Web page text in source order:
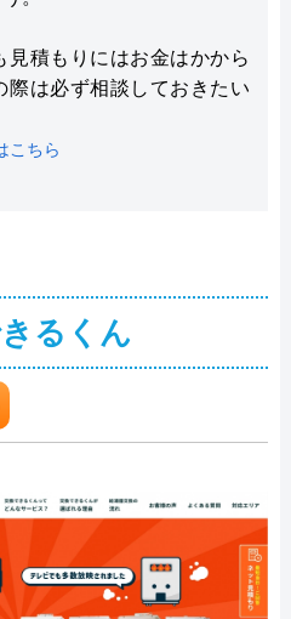
見積もりにはお金はかから
際は必ず相談しておきたい
こちら
るくん